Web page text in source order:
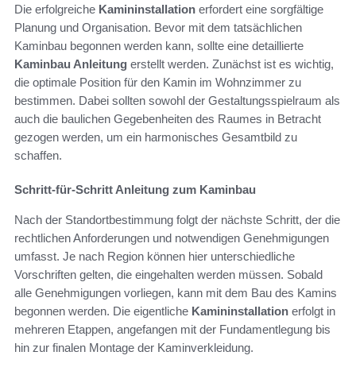
Die erfolgreiche Kamininstallation erfordert eine sorgfältige
Planung und Organisation. Bevor mit dem tatsächlichen
Kaminbau begonnen werden kann, sollte eine detaillierte
Kaminbau Anleitung erstellt werden. Zunächst ist es wichtig,
die optimale Position für den Kamin im Wohnzimmer zu
bestimmen. Dabei sollten sowohl der Gestaltungsspielraum als
auch die baulichen Gegebenheiten des Raumes in Betracht
gezogen werden, um ein harmonisches Gesamtbild zu
schaffen.
Schritt-für-Schritt Anleitung zum Kaminbau
Nach der Standortbestimmung folgt der nächste Schritt, der die
rechtlichen Anforderungen und notwendigen Genehmigungen
umfasst. Je nach Region können hier unterschiedliche
Vorschriften gelten, die eingehalten werden müssen. Sobald
alle Genehmigungen vorliegen, kann mit dem Bau des Kamins
begonnen werden. Die eigentliche Kamininstallation erfolgt in
mehreren Etappen, angefangen mit der Fundamentlegung bis
hin zur finalen Montage der Kaminverkleidung.